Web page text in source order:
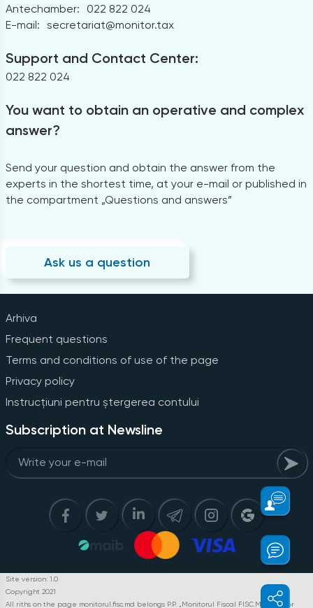
Antechamber:
022 822 024
E-mail: secretariat@monitor.tax
Support and Contact Center:
022 822 024
You want to obtain an operative and complex
answer?
Send your question and obtain the answer from the
experts in the shortest time, at your e-mail or published in
the compartment „Questions and answers”
Ask us a question
Arhiva
Frequent questions
Terms and conditions of use of the page
Privacy policy
Instrucțiuni pentru ștergerea contului
Subscription at Newsline
Site version: 1.0
Copyright 2021
All riths on the page monitorul.fisc.md belongs P.P. „Monitorul Fiscal FISC.MD”. Full or